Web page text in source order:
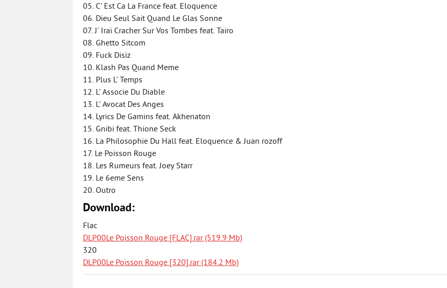
05. C' Est Ca La France feat. Eloquence
06. Dieu Seul Sait Quand Le Glas Sonne
07. J' Irai Cracher Sur Vos Tombes feat. Tairo
08. Ghetto Sitcom
09. Fuck Disiz
10. Klash Pas Quand Meme
11. Plus L' Temps
12. L' Associe Du Diable
13. L' Avocat Des Anges
14. Lyrics De Gamins feat. Akhenaton
15. Gnibi feat. Thione Seck
16. La Philosophie Du Hall feat. Eloquence & Juan rozoff
17. Le Poisson Rouge
18. Les Rumeurs feat. Joey Starr
19. Le 6eme Sens
20. Outro
Download:
Flac
DLP00Le Poisson Rouge [FLAC].rar (519.9 Mb)
320
DLP00Le Poisson Rouge [320].rar (184.2 Mb)